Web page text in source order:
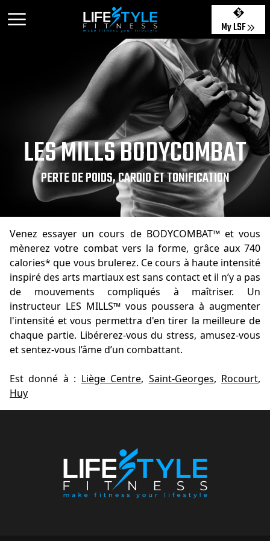
My LSF
LES MILLS BODYCOMBAT
PERTE DE POIDS, CARDIO ET TONIFICATION
Venez essayer un cours de BODYCOMBAT™ et vous
mènerez votre combat vers la forme, grâce aux 740
calories* que vous brulerez. Ce cours à haute intensité
inspiré des arts martiaux est sans contact et il n’y a pas
de mouvements compliqués à maîtriser. Un
instructeur LES MILLS™ vous poussera à augmenter
l'intensité et vous permettra d'en tirer la meilleure de
chaque partie. Libérerez-vous du stress, amusez-vous
et sentez-vous l’âme d’un combattant.
Est donné à : Liège Centre, Saint-Georges, Rocourt,
Huy